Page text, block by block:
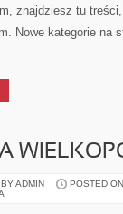
znajdziesz tu
Nowe kategorie na
ADMIN POSTED